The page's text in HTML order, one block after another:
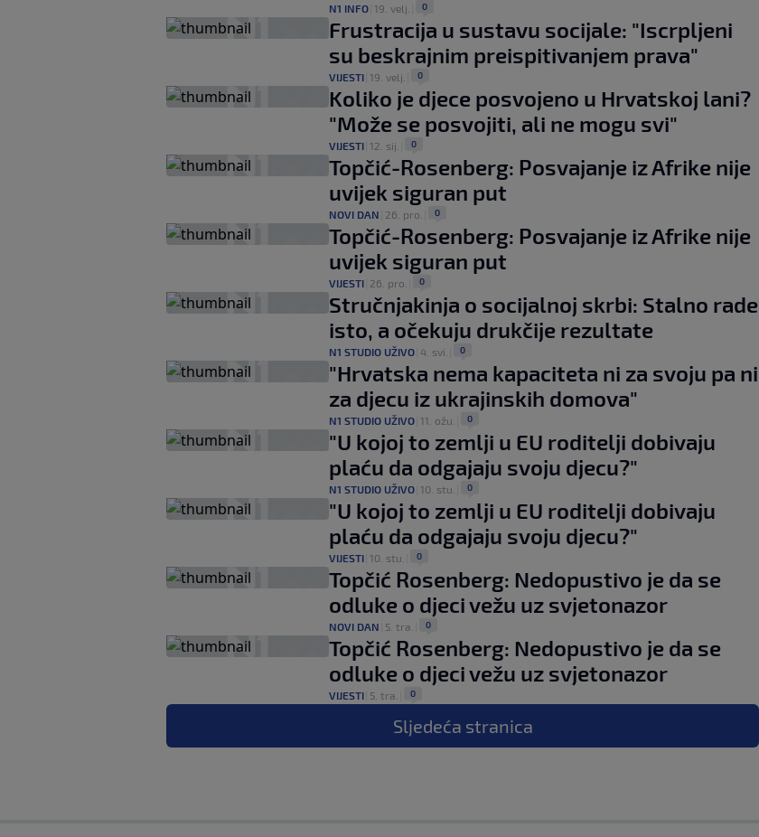
N1 INFO 19. velj. 0
Frustracija u sustavu socijale: "Iscrpljeni
su beskrajnim preispitivanjem prava"
VIJESTI 19. velj. 0
Koliko je djece posvojeno u Hrvatskoj lani?
"Može se posvojiti, ali ne mogu svi"
VIJESTI 12. sij. 0
Topčić-Rosenberg: Posvajanje iz Afrike nije
uvijek siguran put
NOVI DAN 26. pro. 0
Topčić-Rosenberg: Posvajanje iz Afrike nije
uvijek siguran put
VIJESTI 26. pro. 0
Stručnjakinja o socijalnoj skrbi: Stalno rade
isto, a očekuju drukčije rezultate
N1 STUDIO UŽIVO 4. svi. 0
"Hrvatska nema kapaciteta ni za svoju pa ni
za djecu iz ukrajinskih domova"
N1 STUDIO UŽIVO 11. ožu. 0
"U kojoj to zemlji u EU roditelji dobivaju
plaću da odgajaju svoju djecu?"
N1 STUDIO UŽIVO 10. stu. 0
"U kojoj to zemlji u EU roditelji dobivaju
plaću da odgajaju svoju djecu?"
VIJESTI 10. stu. 0
Topčić Rosenberg: Nedopustivo je da se
odluke o djeci vežu uz svjetonazor
NOVI DAN 5. tra. 0
Topčić Rosenberg: Nedopustivo je da se
odluke o djeci vežu uz svjetonazor
VIJESTI 5. tra. 0
Sljedeća stranica